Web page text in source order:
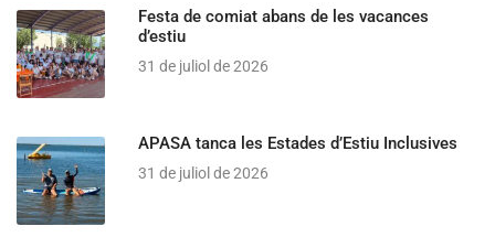
Festa de comiat abans de les vacances
d’estiu
31 de juliol de 2026
APASA tanca les Estades d’Estiu Inclusives
31 de juliol de 2026